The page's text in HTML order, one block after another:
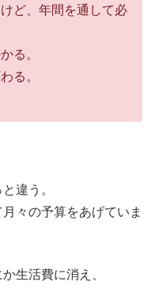
ど、年間を通して必
る。
る。
違う。
々の予算をあげていま
生活費に消え、